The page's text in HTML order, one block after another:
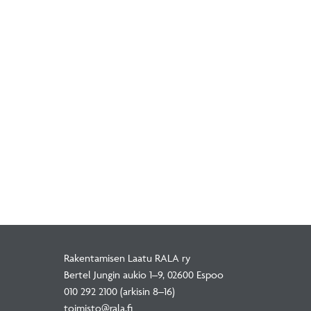
Rakentamisen Laatu RALA ry
Bertel Jungin aukio 1–9, 02600 Espoo
010 292 2100(arkisin 8–16)
toimisto@rala.fi